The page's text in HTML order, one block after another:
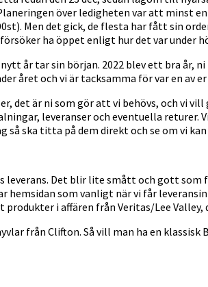
över ledigheten var att minst
Men det gick, de flesta har fått sin
ha öppet enligt hur det var
år tar sin början. 2022 blev ett bra år,
året och vi är tacksamma för var en av
det är ni som gör att vi behövs, och vi
leveranser och eventuella
så ska titta på dem direkt och se om vi
leverans. Det blir lite smått och gott
hemsidan som vanligt när vi får
produkter i affären från Veritas/Lee
från Clifton. Så vill man ha en klassisk